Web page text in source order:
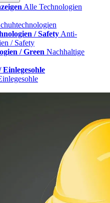
Alle Technologien
/ Safety Anti-
/ Safety
/ Green Nachhaltige